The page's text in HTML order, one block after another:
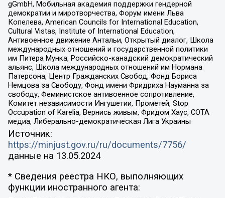
gGmbH, Мобильная академия поддержки гендерной
демократии и миротворчества, Форум имени Льва
Копелева, American Councils for International Education,
Cultural Vistas, Institute of International Education,
Антивоенное движение Антальи, Открытый диалог, Школа
международных отношений и государственной политики
им Питера Мунка, Российско-канадский демократический
альянс, Школа международных отношений им Нормана
Патерсона, Центр Гражданских Свобод, Фонд Бориса
Немцова за Свободу, Фонд имени Фридриха Науманна за
свободу, Феминистское антивоенное сопротивление,
Комитет независимости Ингушетии, Прометей, Stop
Occupation of Karelia, Вернись живым, Фридом Хаус, СОТА
медиа, Либерально-демократическая Лига Украины
Источник:
https://minjust.gov.ru/ru/documents/7756/
данные на 13.05.2024
* Сведения реестра НКО, выполняющих
функции иностранного агента: